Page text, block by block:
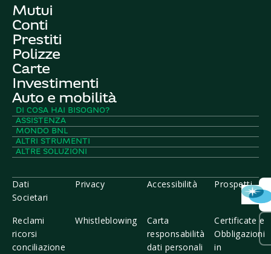
Mutui
Conti
Prestiti
Polizze
Carte
Investimenti
Auto e mobilità
DI COSA HAI BISOGNO?
ASSISTENZA
MONDO BNL
ALTRI STRUMENTI
ALTRE SOLUZIONI
Dati
Societari
Privacy Accessibilità Prospetti
Reclami
ricorsi
conciliazione
Whistleblowing
Carta
responsabilità
dati personali
Certificate e
Obbligazioni
in